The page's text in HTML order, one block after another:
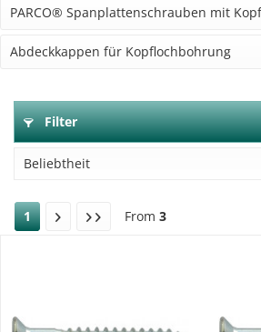
PARCO® Spanplattenschrauben mit
Abdeckkappen für Kopflochbohrung
Filter
1 From 3